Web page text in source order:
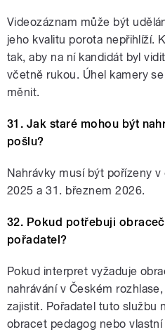
Videozáznam může být
jeho kvalitu porota nepřihlíží.
tak, aby na ní kandidát byl
včetně rukou. Úhel kamery
měnit.
31. Jak staré mohou být
pošlu?
Nahrávky musí být pořízeny
2025 a 31. březnem 2026.
32. Pokud potřebuji
pořadatel?
Pokud interpret vyžaduje
nahrávání v Českém
zajistit. Pořadatel tuto službu
obracet pedagog nebo